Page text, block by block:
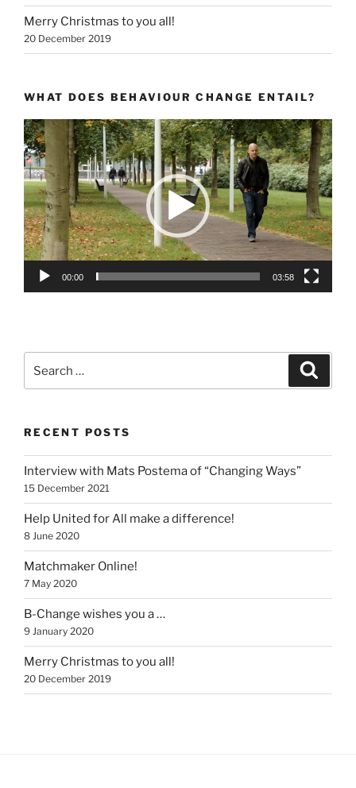
Merry Christmas to you all!
20 December 2019
WHAT DOES BEHAVIOUR CHANGE ENTAIL?
Video
Player
00:00 03:58
RECENT POSTS
Interview with Mats Postema of “Changing Ways”
15 December 2021
Help United for All make a difference!
8 June 2020
Matchmaker Online!
7 May 2020
B-Change wishes you a …
9 January 2020
Merry Christmas to you all!
20 December 2019